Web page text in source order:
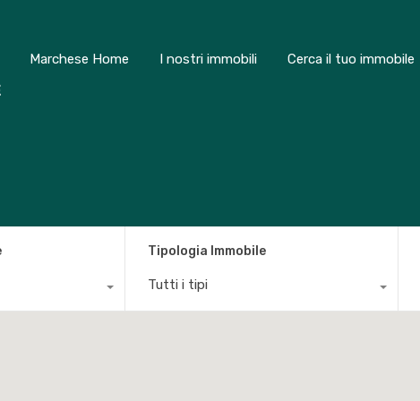
Marchese Home I nostri immobili Cerca il tuo immobile
Tipologia Immobile
Tutti i tipi